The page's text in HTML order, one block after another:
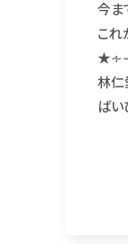
今ま
これ
林仁
ばい